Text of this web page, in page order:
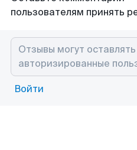
пользователям принять
Войти